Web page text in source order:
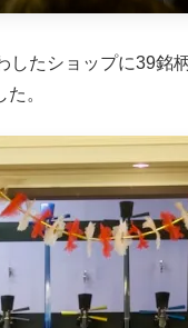
たショップに39銘
。